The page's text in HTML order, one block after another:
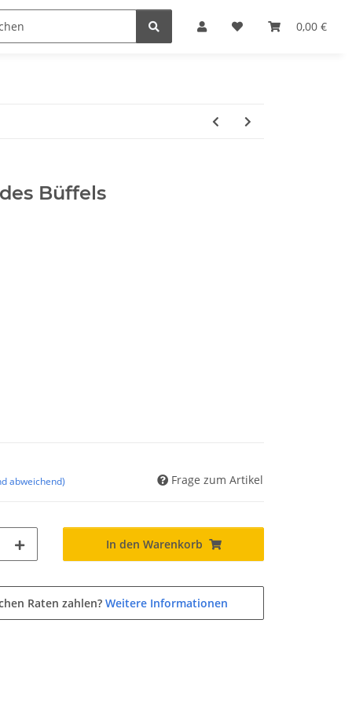
0,00 €
Sonderpreise
Büffels
abweichend) Frage zum Artikel
In den Warenkorb
Raten zahlen? Weitere Informationen